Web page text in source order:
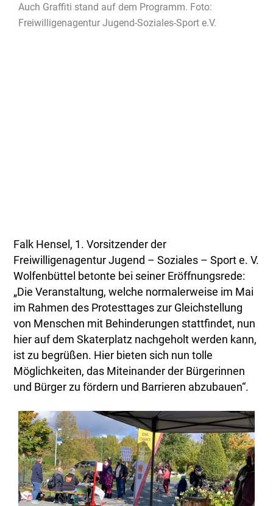
Auch Graffiti stand auf dem Programm. Foto:
Freiwilligenagentur Jugend-Soziales-Sport e.V.
Falk Hensel, 1. Vorsitzender der
Freiwilligenagentur Jugend – Soziales – Sport e. V.
Wolfenbüttel betonte bei seiner Eröffnungsrede:
„Die Veranstaltung, welche normalerweise im Mai
im Rahmen des Protesttages zur Gleichstellung
von Menschen mit Behinderungen stattfindet, nun
hier auf dem Skaterplatz nachgeholt werden kann,
ist zu begrüßen. Hier bieten sich nun tolle
Möglichkeiten, das Miteinander der Bürgerinnen
und Bürger zu fördern und Barrieren abzubauen“.